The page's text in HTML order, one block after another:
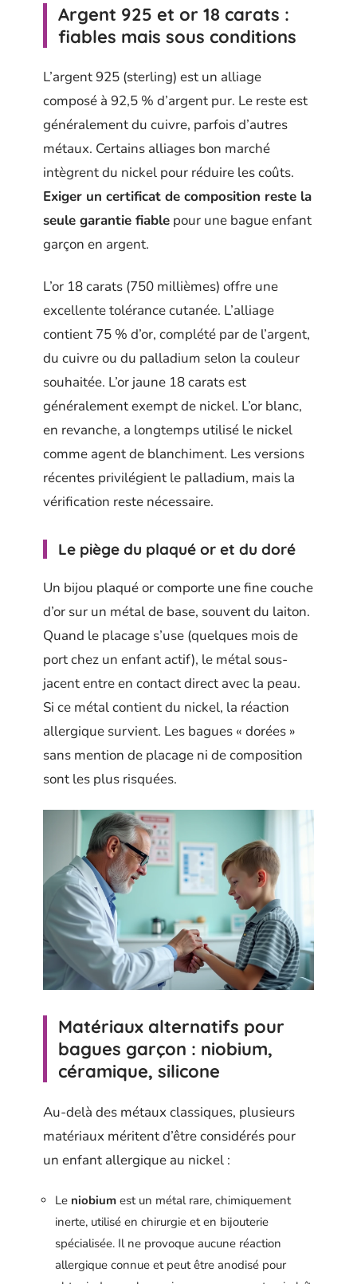
Argent 925 et or 18 carats :
fiables mais sous conditions
L’argent 925 (sterling) est un alliage
composé à 92,5 % d’argent pur. Le reste est
généralement du cuivre, parfois d’autres
métaux. Certains alliages bon marché
intègrent du nickel pour réduire les coûts.
Exiger un certificat de composition reste la
seule garantie fiable pour une bague enfant
garçon en argent.
L’or 18 carats (750 millièmes) offre une
excellente tolérance cutanée. L’alliage
contient 75 % d’or, complété par de l’argent,
du cuivre ou du palladium selon la couleur
souhaitée. L’or jaune 18 carats est
généralement exempt de nickel. L’or blanc,
en revanche, a longtemps utilisé le nickel
comme agent de blanchiment. Les versions
récentes privilégient le palladium, mais la
vérification reste nécessaire.
Le piège du plaqué or et du doré
Un bijou plaqué or comporte une fine couche
d’or sur un métal de base, souvent du laiton.
Quand le placage s’use (quelques mois de
port chez un enfant actif), le métal sous-
jacent entre en contact direct avec la peau.
Si ce métal contient du nickel, la réaction
allergique survient. Les bagues « dorées »
sans mention de placage ni de composition
sont les plus risquées.
Matériaux alternatifs pour
bagues garçon : niobium,
céramique, silicone
Au-delà des métaux classiques, plusieurs
matériaux méritent d’être considérés pour
un enfant allergique au nickel :
Le niobium est un métal rare, chimiquement
inerte, utilisé en chirurgie et en bijouterie
spécialisée. Il ne provoque aucune réaction
allergique connue et peut être anodisé pour